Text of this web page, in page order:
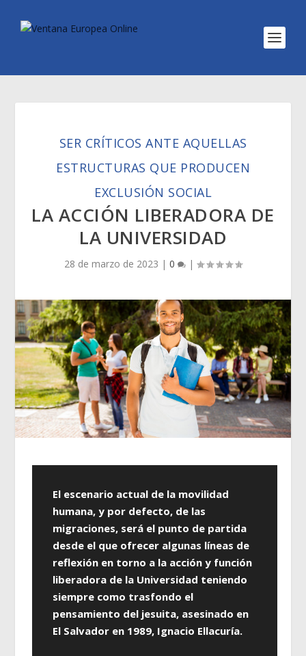
SER CRÍTICOS ANTE AQUELLAS
ESTRUCTURAS QUE PRODUCEN
EXCLUSIÓN SOCIAL
LA ACCIÓN LIBERADORA DE
LA UNIVERSIDAD
28 de marzo de 2023 | 0 |
El escenario actual de la movilidad
humana, y por defecto, de las
migraciones, será el punto de partida
desde el que ofrecer algunas líneas de
reflexión en torno a la acción y función
liberadora de la Universidad teniendo
siempre como trasfondo el
pensamiento del jesuita, asesinado en
El Salvador en 1989, Ignacio Ellacuría.